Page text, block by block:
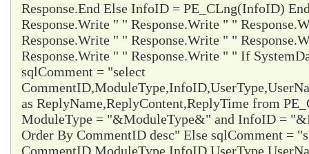
Response.End Else InfoID = PE_CLng(InfoID)
Response.Write " " Response.Write " "
Response.Write " " Response.Write " "
Response.Write " " Response.Write " " If
sqlComment = "select
as ReplyName,ReplyContent,ReplyTime from
ModuleType = "&ModuleType&" and InfoID =
Order By CommentID desc" Else sqlComment =